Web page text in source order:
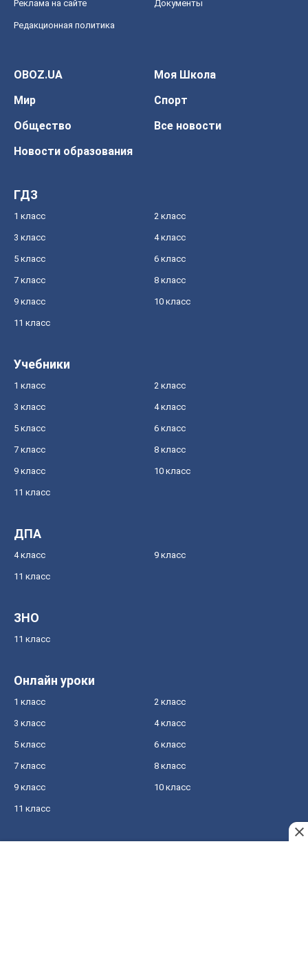
Реклама на сайте Документы
Редакционная политика
OBOZ.UA
Моя Школа
Мир
Спорт
Общество
Все новости
Новости образования
ГДЗ
1 класс 2 класс
3 класс 4 класс
5 класс 6 класс
7 класс 8 класс
9 класс 10 класс
11 класс
Учебники
1 класс 2 класс
3 класс 4 класс
5 класс 6 класс
7 класс 8 класс
9 класс 10 класс
11 класс
ДПА
4 класс 9 класс
11 класс
ЗНО
11 класс
Онлайн уроки
1 класс 2 класс
3 класс 4 класс
5 класс 6 класс
7 класс 8 класс
9 класс 10 класс
11 класс